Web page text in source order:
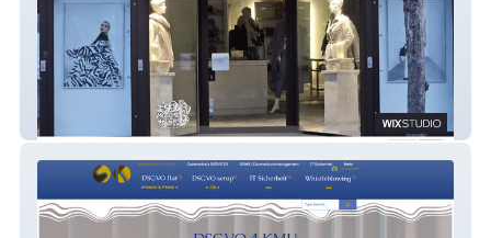
Lisa E. Fashion Team